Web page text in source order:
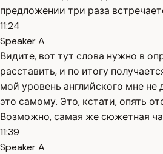
предложении три раза
11:24
Speaker A
Видите, вот тут слова нужно в
расставить, и по итогу
мой уровень английского мне не
это самому. Это, кстати, опять
Возможно, самая же сюжетная
11:39
Speaker A